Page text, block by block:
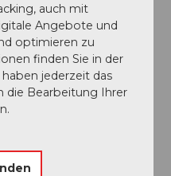
auch mit
Angebote und
optimieren zu
finden Sie in der
jederzeit das
die Bearbeitung Ihrer